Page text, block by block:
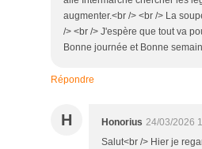
augmenter.<br /> <br /> La
/> <br /> J'espère que tout va
Bonne journée et Bonne
Répondre
H Honorius 24/03/2026
Salut<br /> Hier je